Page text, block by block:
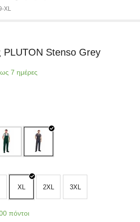
XL
PLUTON Stenso Grey
7 ημέρες
XL 2XL 3XL
πόντοι